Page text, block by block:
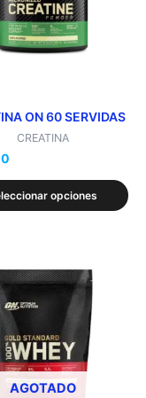
ON 60 SERVIDAS
CREATINA
opciones
variantes.
Las
opciones
elegir
en
página
de
AGOTADO